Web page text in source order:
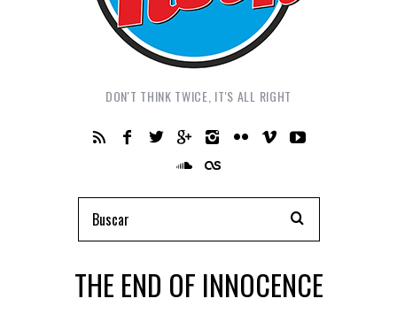
DON'T THINK TWICE, IT'S ALL RIGHT
THE END OF INNOCENCE